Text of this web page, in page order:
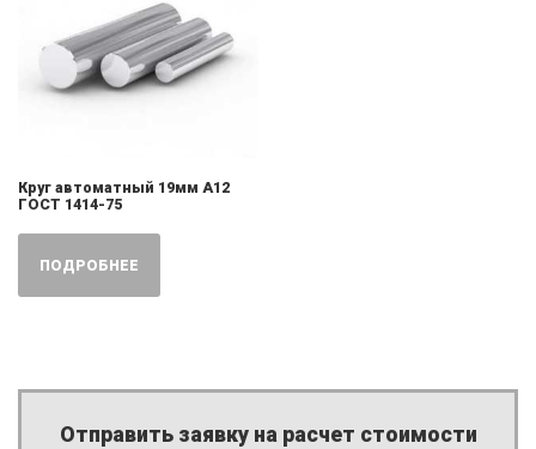
Круг автоматный 19мм А12
ГОСТ 1414-75
ПОДРОБНЕЕ
Отправить заявку на расчет стоимости